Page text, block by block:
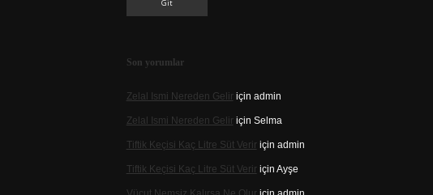
Son yorumlar
Zelal Ismi Nereden Geliriçin admin
Zelal Ismi Nereden Geliriçin Selma
Tiftik Keçisi Kaç Litre Süt Veririçin admin
Tiftik Keçisi Kaç Litre Süt Veririçin Ayşe